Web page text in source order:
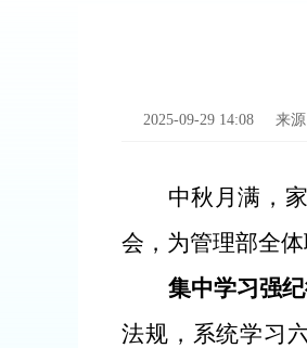
2025-09-29 14:08 来源
中秋月满，
会，为管理部全
集中学习强
法规，系统学习